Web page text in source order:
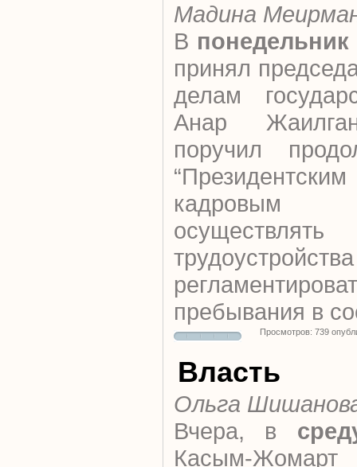
Мадина
В понедельник
принял
делам
Анар
поручил
кадровым
пребывания в
Просмотров: 739
Власть
Ольга
Вчера, в
Касым-